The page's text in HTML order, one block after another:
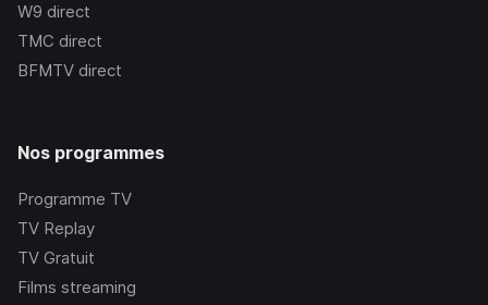
W9 direct
TMC direct
BFMTV direct
Nos programmes
Programme TV
TV Replay
TV Gratuit
Films streaming